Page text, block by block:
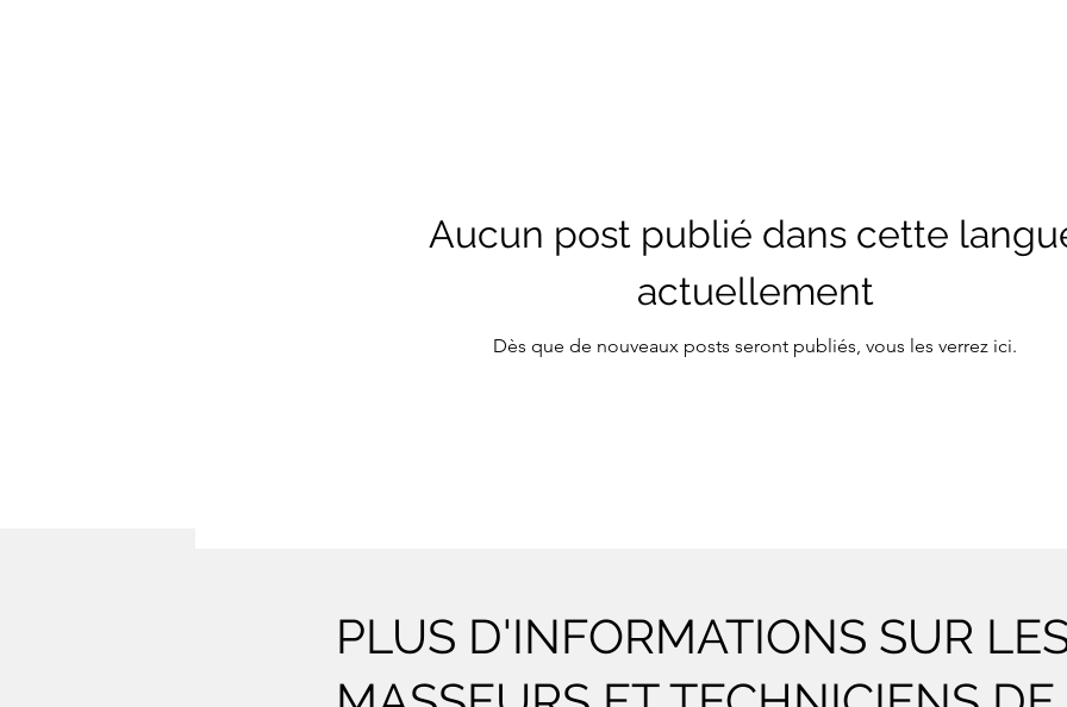
Aucun post publié dans cette
actuellement
Dès que de nouveaux posts seront publiés, vous les verrez ici.
PLUS D'INFORMATIONS SUR